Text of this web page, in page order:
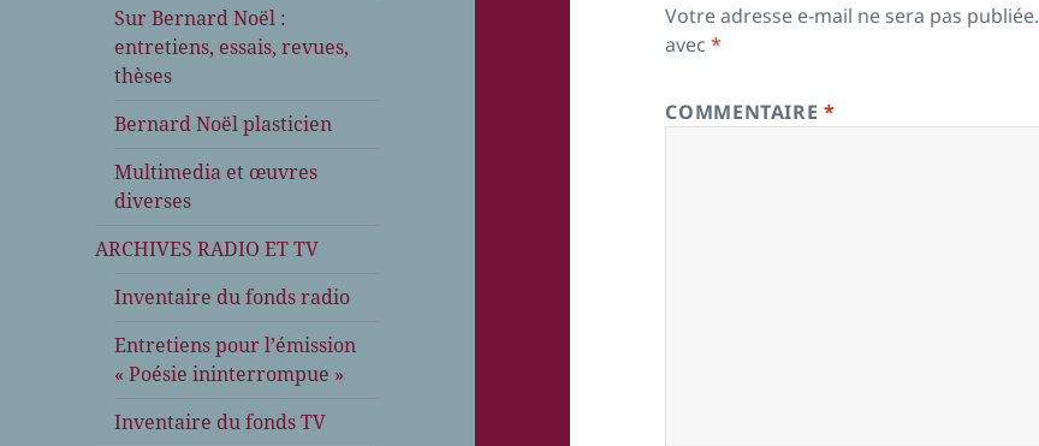
Sur Bernard Noël :
entretiens, essais, revues,
thèses
Bernard Noël plasticien
Multimedia et œuvres
diverses
ARCHIVES RADIO ET TV
Inventaire du fonds radio
Entretiens pour l’émission
« Poésie ininterrompue »
Inventaire du fonds TV
Votre adresse e-mail ne sera pas publiée.
avec*
COMMENTAIRE*